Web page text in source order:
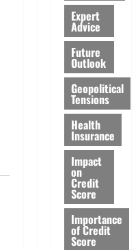
Expert
Advice
Future
Outlook
Geopolitical
Tensions
Health
Insurance
Impact
on
Credit
Score
Importance
of Credit
Score